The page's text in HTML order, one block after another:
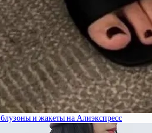
и жакеты на Алиэкспресс